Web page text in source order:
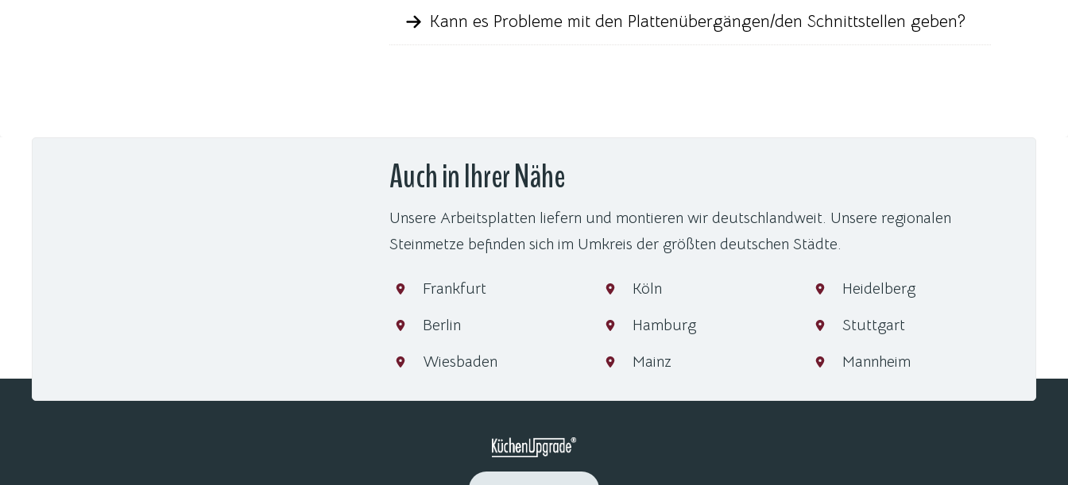
Kann es Probleme mit den Plattenübergängen/den Schnittstellen geben?
Auch in Ihrer Nähe
Unsere Arbeitsplatten liefern und montieren wir deutschlandweit. Unsere regionalen
Steinmetze befinden sich im Umkreis der größten deutschen Städte.
Frankfurt Köln
Heidelberg
Berlin
Hamburg
Stuttgart
Wiesbaden
Mainz Mannheim